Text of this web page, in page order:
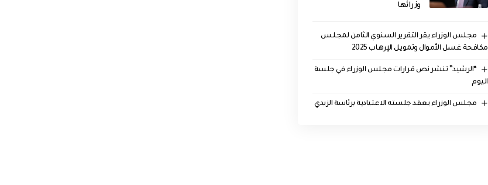
وزرائها
مجلس الوزراء يقر التقرير السنوي الثامن لمجلـس
مكافحة غسل الأموال وتمويـل الإرهـاب 2025
“الرشيد” تنشر نص قرارات مجلس الوزراء في جلسة
اليوم
مجلس الوزراء يعقد جلسته الاعتيادية برئاسة الزيدي